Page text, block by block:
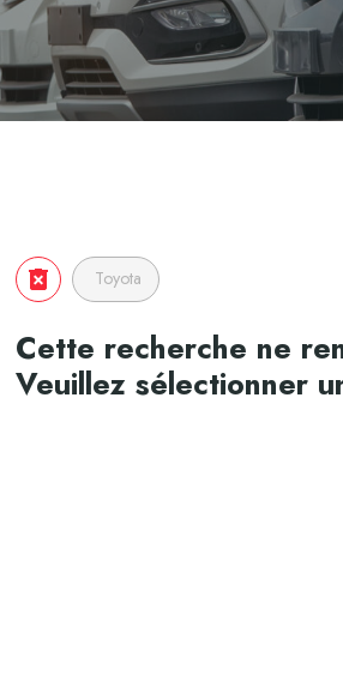
Toyota
Cette recherche ne
Veuillez sélectionner